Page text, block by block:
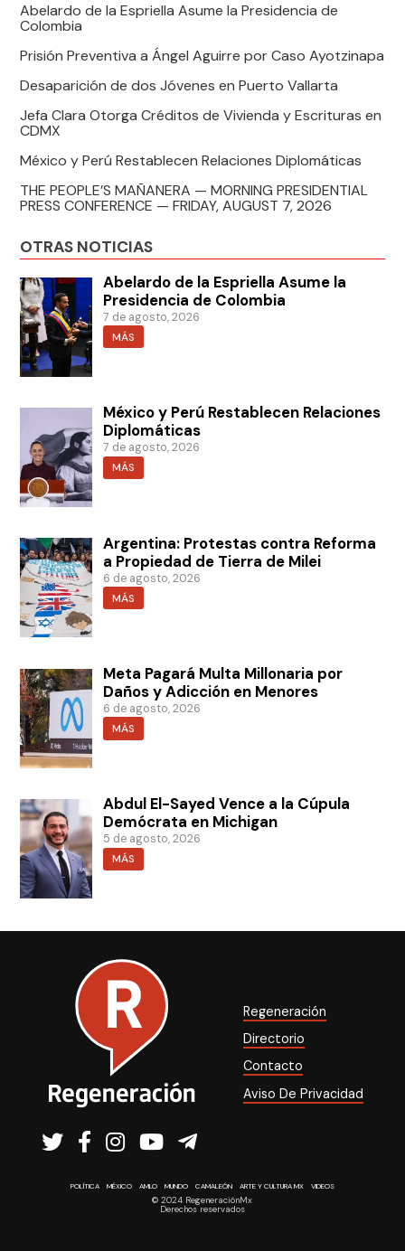
Abelardo de la Espriella Asume la Presidencia de
Colombia
Prisión Preventiva a Ángel Aguirre por Caso Ayotzinapa
Desaparición de dos Jóvenes en Puerto Vallarta
Jefa Clara Otorga Créditos de Vivienda y Escrituras en
CDMX
México y Perú Restablecen Relaciones Diplomáticas
THE PEOPLE’S MAÑANERA — MORNING PRESIDENTIAL
PRESS CONFERENCE — FRIDAY, AUGUST 7, 2026
OTRAS NOTICIAS
Abelardo de la Espriella Asume la
Presidencia de Colombia
7 de agosto, 2026
MÁS
México y Perú Restablecen Relaciones
Diplomáticas
7 de agosto, 2026
MÁS
Argentina: Protestas contra Reforma
a Propiedad de Tierra de Milei
6 de agosto, 2026
MÁS
Meta Pagará Multa Millonaria por
Daños y Adicción en Menores
6 de agosto, 2026
MÁS
Abdul El-Sayed Vence a la Cúpula
Demócrata en Michigan
5 de agosto, 2026
MÁS
Regeneración
Directorio
Contacto
Aviso De Privacidad
POLÍTICA MÉXICO AMLO MUNDO CAMALEÓN ARTE Y CULTURA MX VIDEOS
© 2024 RegeneraciónMx
Derechos reservados